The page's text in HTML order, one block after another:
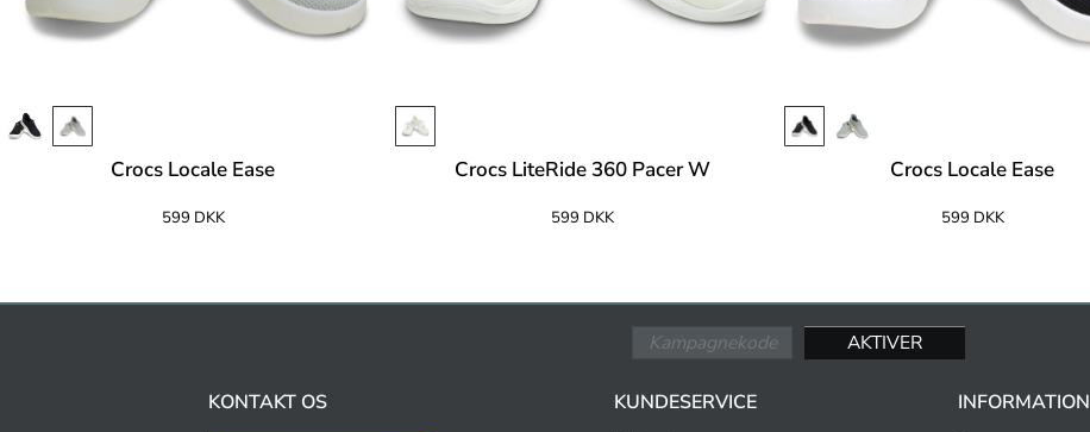
Crocs Locale Ease
599 DKK
Crocs LiteRide 360 Pacer W
599 DKK
Crocs Locale Ease
599 DKK
KONTAKT OS KUNDESERVICE INFORMATION